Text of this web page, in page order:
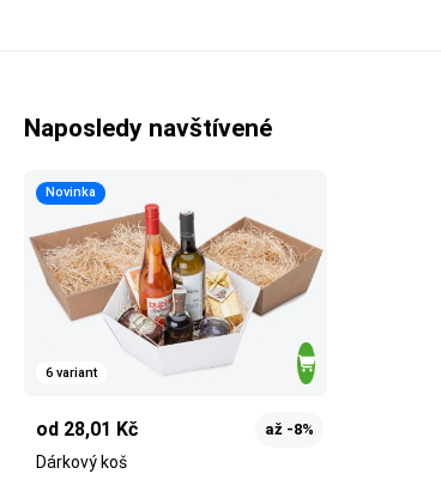
Naposledy navštívené
Novinka
6 variant
od 28,01 Kč až -8%
Dárkový koš